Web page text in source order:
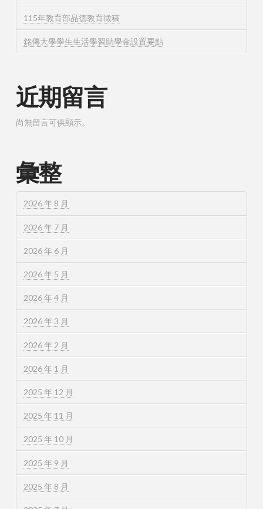
115年教育部品德教育徵稿
銘傳大學學生生活學習助學金設置要點
近期留言
尚無留言可供顯示。
彙整
2026 年 8 月
2026 年 7 月
2026 年 6 月
2026 年 5 月
2026 年 4 月
2026 年 3 月
2026 年 2 月
2026 年 1 月
2025 年 12 月
2025 年 11 月
2025 年 10 月
2025 年 9 月
2025 年 8 月